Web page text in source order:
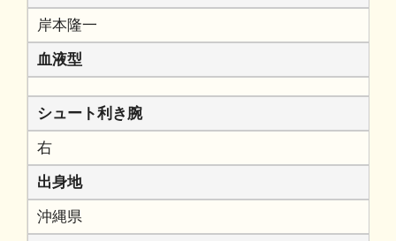
岸本隆一
血液型
シュート利き腕
右
出身地
沖縄県